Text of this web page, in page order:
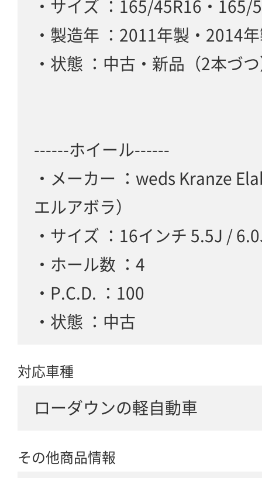
・サイズ ：165/45R16・165/
・製造年 ：2011年製・2014
・状態 ：中古・新品（2本づ
------ホイール------
・メーカー ：weds Kranze
エルアボラ）
・サイズ ：16インチ 5.5J /
・ホール数 ：4
・P.C.D. ：100
・状態 ：中古
対応車種
ローダウンの軽自動車
その他商品情報